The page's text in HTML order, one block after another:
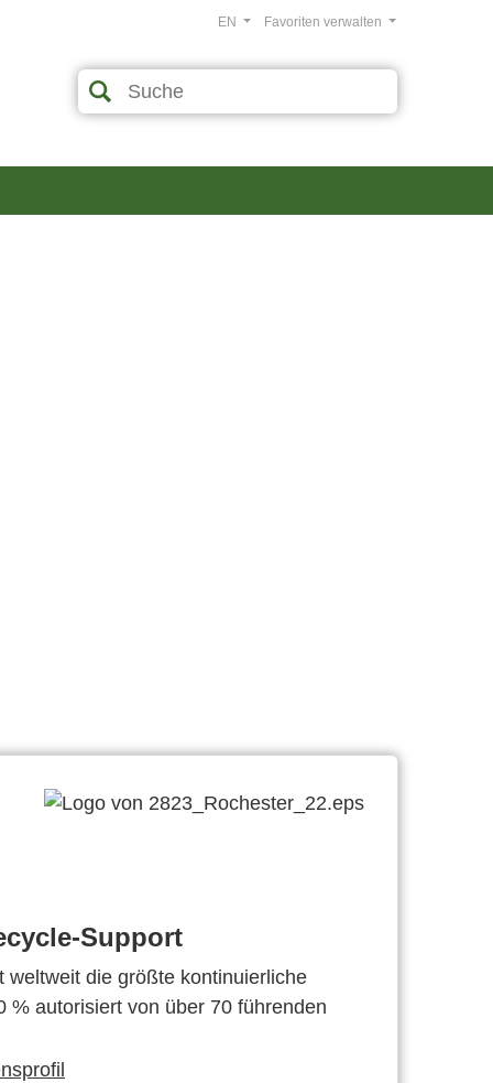
Favoriten verwalten
EN
Support
weltweit die größte kontinuierliche
% autorisiert von über 70 führenden